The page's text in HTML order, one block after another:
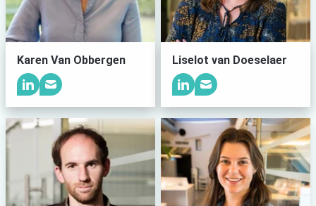
Karen Van Obbergen Liselot van Doeselaer